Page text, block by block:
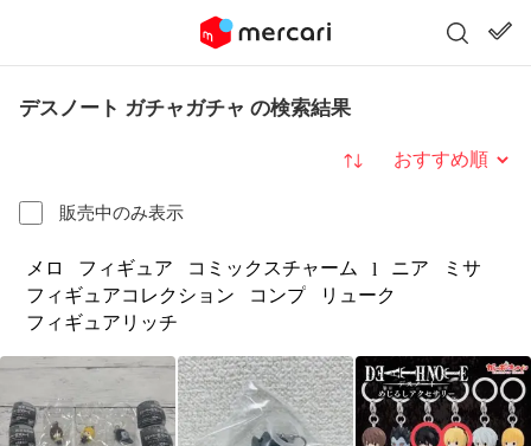
デスノート ガチャガチャ の検索結果
販売中のみ表示
並び替え
メロ フィギュア コミックスチャーム l ニア
ミサ
フィギュアコレクション
コンプ
リューク
フィギュアリッチ